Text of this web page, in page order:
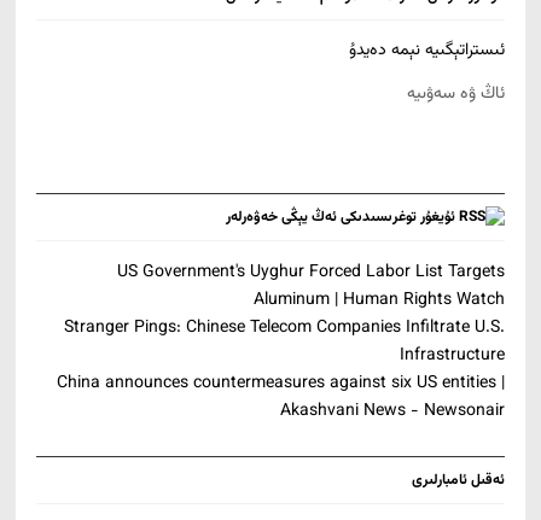
ئىستراتېگىيە نېمە دەيدۇ
ئاڭ ۋە سەۋىيە
ئۇيغۇر توغرىسىدىكى ئەڭ يېڭى خەۋەرلەر
US Government's Uyghur Forced Labor List Targets
Aluminum | Human Rights Watch
Stranger Pings: Chinese Telecom Companies Infiltrate U.S.
Infrastructure
China announces countermeasures against six US entities |
Akashvani News - Newsonair
ئەقىل ئامبارلىرى